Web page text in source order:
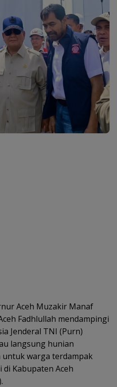
Aceh Muzakir Manaf
Fadhlullah mendampingi
Jenderal TNI (Purn)
langsung hunian
warga terdampak
Kabupaten Aceh